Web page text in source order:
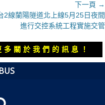
下一頁 →
2線蘭陽隧道北上線5月25日夜間
進行交控系統工程實施交管
關於我們的訊息！